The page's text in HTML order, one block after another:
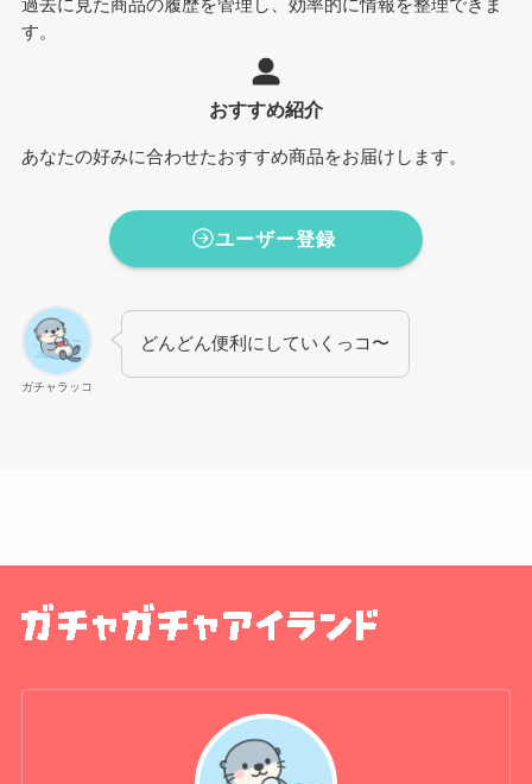
過去に見た商品の履歴を管理し、効率的に情報を整理できま
す。
おすすめ紹介
あなたの好みに合わせたおすすめ商品をお届けします。
ユーザー登録
ガチャラッコ
どんどん便利にしていくっコ〜